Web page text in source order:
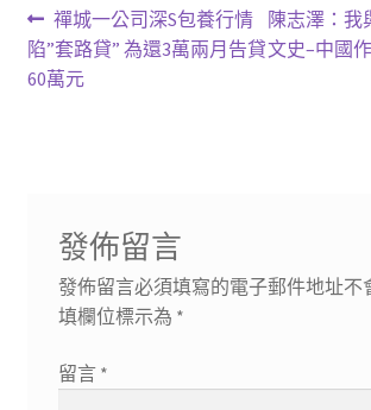
文
章
上
一
篇
禪城一公司深S包養行情
陷”套路貸” 為還3萬兩月告貸
60萬元
下
一
陳志澤：我
文史–中國
發佈留言
發佈留言必須填寫的電子郵件地址不
填欄位標示為 *
留言 *